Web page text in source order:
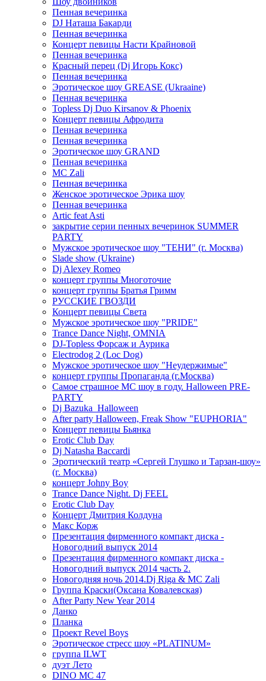
Пенная вечеринка
DJ Наташа Бакарди
Пенная вечеринка
Концерт певицы Насти Крайновой
Пенная вечеринка
Красный перец (Dj Игорь Кокс)
Пенная вечеринка
Эротическое шоу GREASE (Ukraaine)
Пенная вечеринка
Topless Dj Duo Kirsanov & Phoenix
Концерт певицы Афродита
Пенная вечеринка
Пенная вечеринка
Эротическое шоу GRAND
Пенная вечеринка
MC Zali
Пенная вечеринка
Женское эротическое Эрика шоу
Пенная вечеринка
Artic feat Asti
закрытие серии пенных вечеринок SUMMER
PARTY
Мужское эротическое шоу "ТЕНИ" (г. Москва)
Slade show (Ukraine)
Dj Alexey Romeo
концерт группы Многоточие
концерт группы Братья Гримм
РУССКИЕ ГВОЗДИ
Концерт певицы Света
Мужское эротическое шоу "PRIDE"
Trance Dance Night, OMNIA
DJ-Topless Форсаж и Аурика
Electrodog 2 (Loc Dog)
Мужское эротическое шоу "Неудержимые"
концерт группы Пропаганда (г.Москва)
Самое страшное МС шоу в году. Halloween PRE-
PARTY
Dj Bazuka_Halloween
After party Halloween, Freak Show "EUPHORIA"
Концерт певицы Бьянка
Erotic Club Day
Dj Natasha Baccardi
Эротический театр «Сергей Глушко и Тарзан-шоу»
(г. Москва)
концерт Johny Boy
Trance Dance Night. Dj FEEL
Erotic Club Day
Концерт Дмитрия Колдуна
Макс Корж
Презентация фирменного компакт диска -
Новогодний выпуск 2014
Презентация фирменного компакт диска -
Новогодний выпуск 2014 часть 2.
Новогодняя ночь 2014.Dj Riga & MC Zali
Группа Краски(Оксана Ковалевская)
After Party New Year 2014
Данко
Планка
Проект Revel Boys
Эротическое стресс шоу «PLATINUM»
группа ILWT
дуэт Лето
DINO MC 47